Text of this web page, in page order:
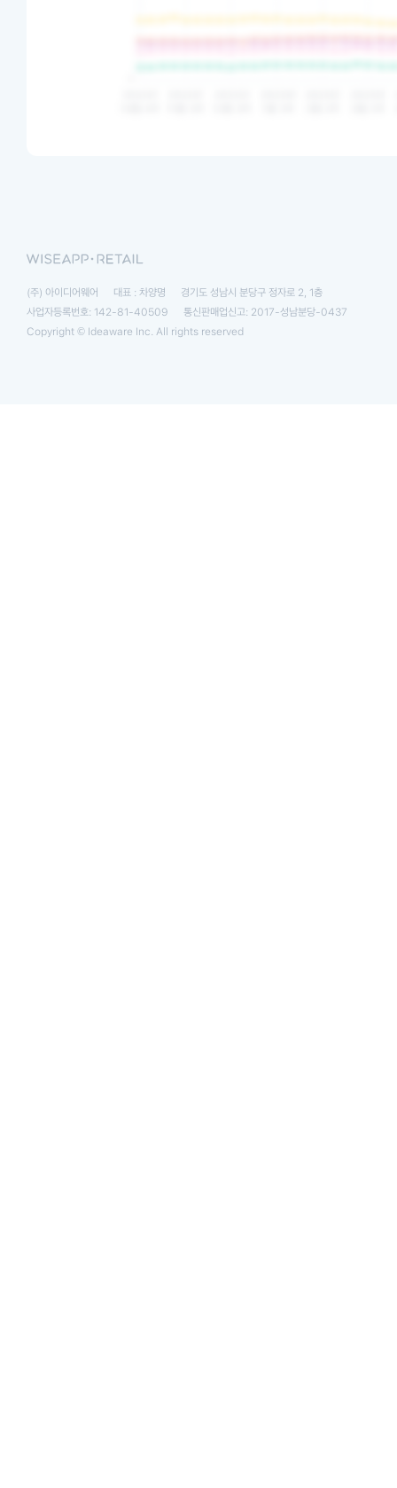
(주) 아이디어웨어 대표 : 차양명
경기도 성남시 분당구 정자로 2, 1층
사업자등록번호: 142-81-40509
통신판매업신고: 2017-성남분당-0437
Copyright © Ideaware Inc. All rights reserved